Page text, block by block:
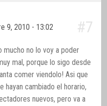
9, 2010 - 13:02 #7
mucho no lo voy a poder
mal, porque lo sigo desde
comer viendolo! Asi que
hayan cambiado el horario,
nuevos, pero va a